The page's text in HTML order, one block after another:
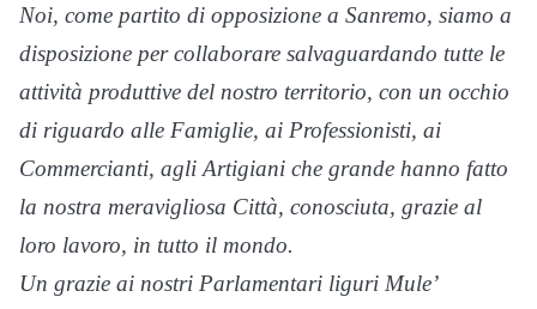
Noi, come partito di opposizione a Sanremo, siamo a
disposizione per collaborare salvaguardando tutte le
attività produttive del nostro territorio, con un occhio
di riguardo alle Famiglie, ai Professionisti, ai
Commercianti, agli Artigiani che grande hanno fatto
la nostra meravigliosa Città, conosciuta, grazie al
loro lavoro, in tutto il mondo.
Un grazie ai nostri Parlamentari liguri Mule’